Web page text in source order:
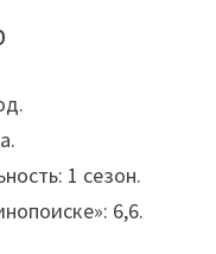
1 сезон.
6,6.